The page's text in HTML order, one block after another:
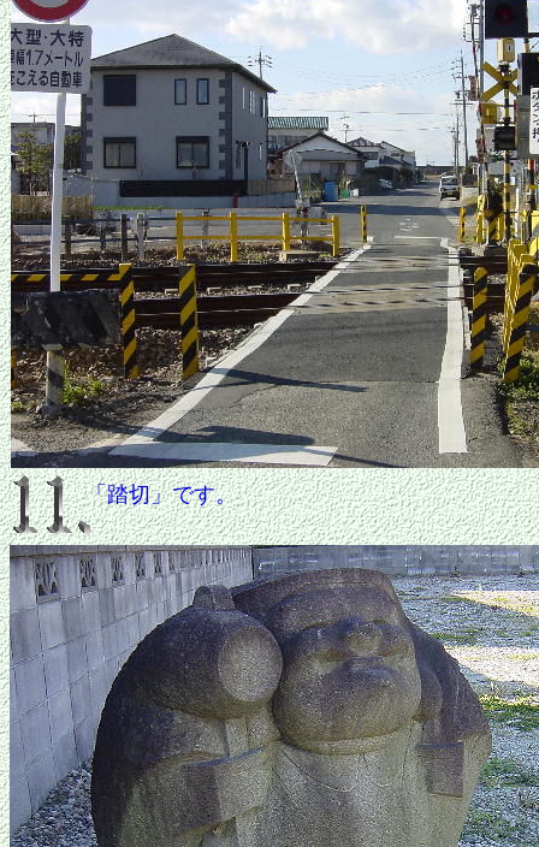
「踏切」です。